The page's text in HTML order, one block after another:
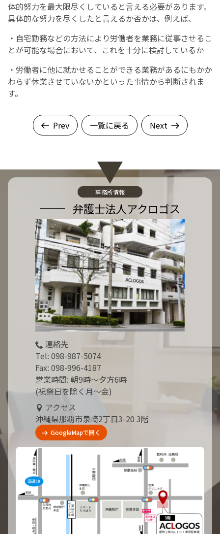
体的努力を最大限尽くしていると言える必要があります。
具体的な努力を尽くしたと言えるか否かは、例えば、
・自宅勤務などの方法により労働者を業務に従事させるこ
とが可能な場合において、これを十分に検討しているか
・労働者に他に就かせることができる業務があるにもかか
わらず休業させていないかといった事情から判断されま
す。
Prev 一覧に戻る Next
事務所情報
弁護士法人アクロゴス
連絡先
Tel: 098-987-5074
Fax: 098-996-4187
営業時間: 朝9時～夕方6時
(祝祭日を除く月～金)
アクセス
沖縄県那覇市泉崎2丁目3-20 3階
GoogleMapで開く